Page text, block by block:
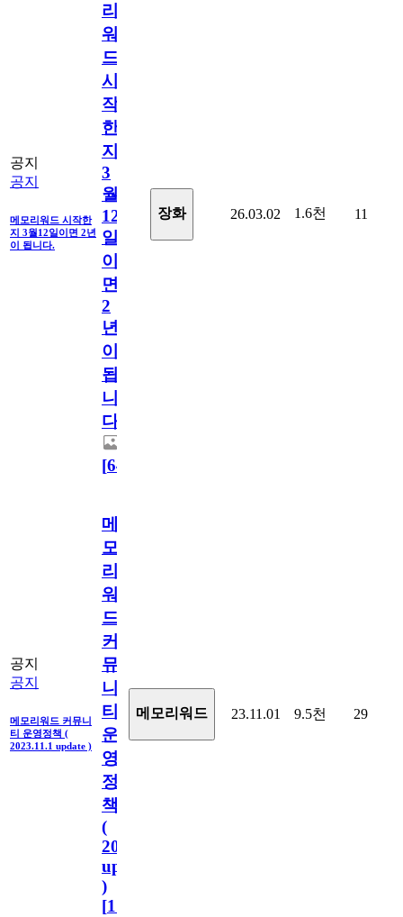
공지
공지
메모리워드 시작한
지 3월12일이면 2년
이 됩니다.
리
워
드
시
작
한
지
3
월
12
일
이
면
2
년
이
됩
니
다.
[64
장화 26.03.02 1.6천 11
공지
공지
메모리워드 커뮤니
티 운영정책 (
2023.11.1 update )
메
모
리
워
드
커
뮤
니
티
운
영
정
책
(
2023.11.1
update
)
[110
메모리워드 23.11.01 9.5천 29